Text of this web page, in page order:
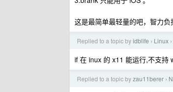
这是最简单最轻量的吧，智力负
Replied to a topic byidblife › Linux ›
if 在 inux 的 x11 能运行,不支持
Replied to a topic byzau11berer ›